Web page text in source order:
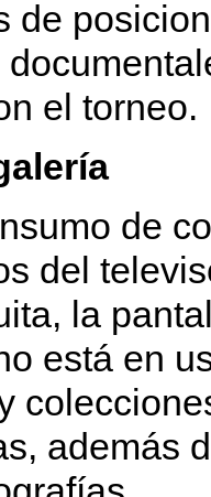
de
el torneo.
de
del
la
está en
además